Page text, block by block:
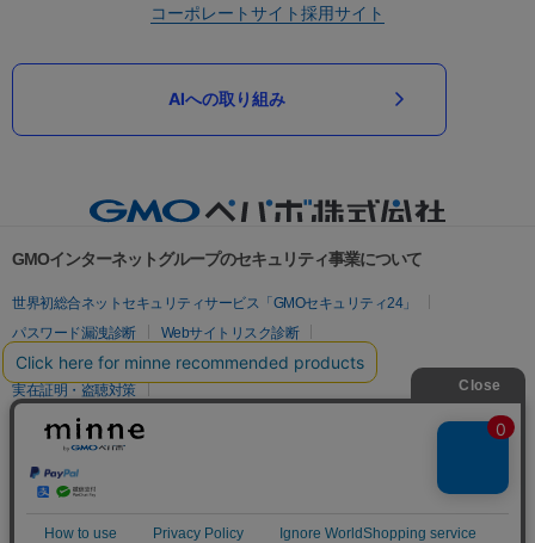
コーポレートサイト採用サイト
AIへの取り組み
GMOインターネットグループのセキュリティ事業について
世界初総合ネットセキュリティサービス「GMOセキュリティ24」
パスワード漏洩診断
Webサイトリスク診断
セキュリティ相談AIチャットボット
実在証明・盗聴対策
サイバー攻撃対策（GMOサイバーセキュリティ byイエラエ）
サイバー攻撃対策（GMO Flatt Security）
セキュリティ事業の軌跡